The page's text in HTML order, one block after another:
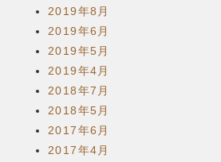
2019年8月
2019年6月
2019年5月
2019年4月
2018年7月
2018年5月
2017年6月
2017年4月